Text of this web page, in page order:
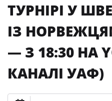
ТУРНІРІ У
ІЗ
— З 18:30 НА
КАНАЛІ УАФ)